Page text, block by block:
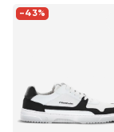
-43%